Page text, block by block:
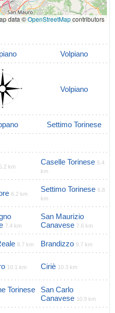
data ©OpenStreetMapcontributors
Volpiano
Volpiano
Settimo Torinese
5.2 km
Caselle Torinese 5.4
km
6.2 km
Settimo Torinese 6.8
km
7.4 km
San Maurizio
Canavese 7.6 km
8.7 km Brandizzo 9.7 km
10.1 km Ciriè 10.3 km
Torinese
San Carlo
Canavese 10.9 km